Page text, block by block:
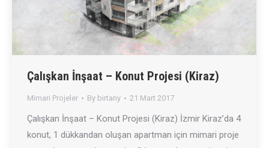
Çalışkan İnşaat – Konut Projesi (Kiraz)
Mimari Projeler By birtany 21 Mart 2017
Çalışkan İnşaat – Konut Projesi (Kiraz) İzmir Kiraz’da 4
konut, 1 dükkandan oluşan apartman için mimari proje